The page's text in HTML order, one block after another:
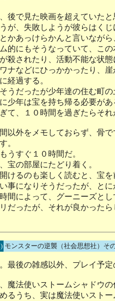
後で見た映画を超えていたと
が、失敗しようが彼らはくじ
とかあっけらかんと言いなが
的にもそうなっていて、こ
殺されたり、活動不能な状
ナなどにひっかかったり、
経過する。
うだったが少年達の住む町
少年は宝を持ち帰る必要があ
て、１０時間を過ぎたらそ
以外をメモしておらず、骨
。
うすぐ１０時間だ。
宝の部屋にたどり着く。
けるのも楽しく読むと、宝
事になりそうだったが、と
間によって、グーニーズと
だったが、それが良かった
モンスターの逆襲（社会思想社）そ
最後の雑感以外、プレイ予
魔法使いストームシャドウ
るうち、実は魔法使いスト